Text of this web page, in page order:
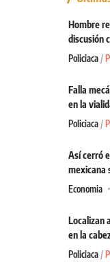
Hombre
discusión
Policiaca
Falla
en la
Policiaca
Así cerró
mexicana
Economia
Localizan
en la
Policiaca